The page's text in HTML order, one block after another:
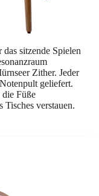
sitzende Spielen
Zither. Jeder
geliefert.
die Füße
Tisches verstauen.